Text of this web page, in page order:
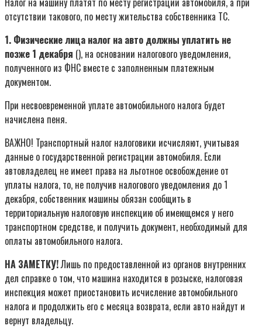
отсутствии такового, по месту жительства собственника ТС.
1. Физические лица налог на авто должны уплатить не
позже 1 декабря (), на основании налогового уведомления,
полученного из ФНС вместе с заполненным платежным
документом.
При несвоевременной уплате автомобильного налога будет
начислена пеня.
ВАЖНО! Транспортный налог налоговики исчисляют, учитывая
данные о государственной регистрации автомобиля. Если
автовладелец не имеет права на льготное освобождение от
уплаты налога, то, не получив налогового уведомления до 1
декабря, собственник машины обязан сообщить в
территориальную налоговую инспекцию об имеющемся у него
транспортном средстве, и получить документ, необходимый для
оплаты автомобильного налога.
НА ЗАМЕТКУ!Лишь по предоставленной из органов внутренних
дел справке о том, что машина находится в розыске, налоговая
инспекция может приостановить исчисление автомобильного
налога и продолжить его с месяца возврата, если авто найдут и
вернут владельцу.